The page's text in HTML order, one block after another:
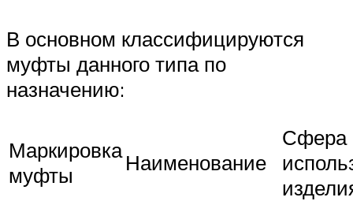
В основном классифицируются
муфты данного типа по
назначению:
Маркировка
муфты
Наименование
Сфера